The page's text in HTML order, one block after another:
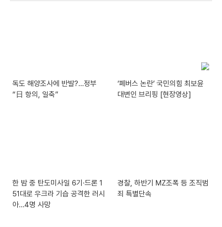
독도 해양조사에 반발?…정부
“日 항의, 일축”
‘폐버스 논란’ 국민의힘 최보윤
대변인 브리핑 [현장영상]
한 밤 중 탄도미사일 6기·드론 1
51대로 우크라 기습 공격한 러시
아…4명 사망
경찰, 하반기 MZ조폭 등 조직범
죄 특별단속